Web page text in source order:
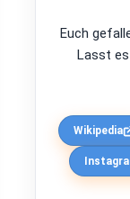
Euch
Lasst
Wikipedia